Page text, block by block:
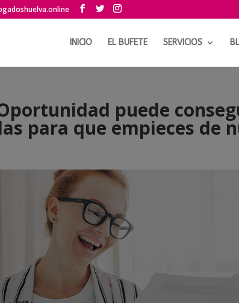
INICIO EL BUFETE SERVICIOS
puede
para que empieces de